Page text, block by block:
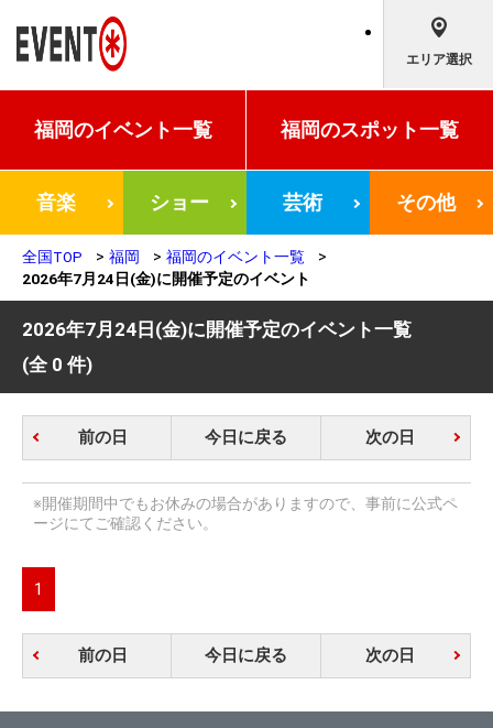
エリア選択
福岡のイベント一覧 福岡のスポット一覧
音楽 ショー 芸術 その他
全国TOP 福岡
福岡のイベント一覧
2026年7月24日(金)に開催予定のイベント
2026年7月24日(金)に開催予定のイベント一覧
(全 0 件)
前の日 今日に戻る 次の日
※開催期間中でもお休みの場合がありますので、事前に公式ペ
ージにてご確認ください。
1
前の日 今日に戻る 次の日